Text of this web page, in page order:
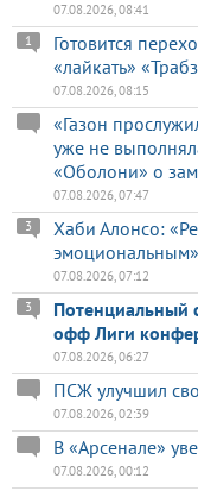
07.08.2026, 08:41
Готовится
«лайкать»
1
07.08.2026, 08:15
«Газон
уже не
«Оболони» о
07.08.2026, 07:47
Хаби Алонсо:
эмоциональным»
3
07.08.2026, 07:12
Потенциальный
офф Лиги
3
07.08.2026, 06:27
ПСЖ улучшил
07.08.2026, 02:39
В «Арсенале»
07.08.2026, 00:12